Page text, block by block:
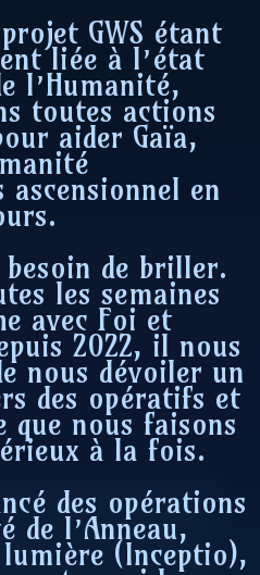
GWS étant
liée à l’état
l’Humanité,
toutes actions
aider Gaïa,
ascensionnel en
besoin de briller.
les semaines
avec Foi et
2022, il nous
nous dévoiler un
des opératifs et
que nous faisons
à la fois.
des opérations
de l’Anneau,
(Inceptio),